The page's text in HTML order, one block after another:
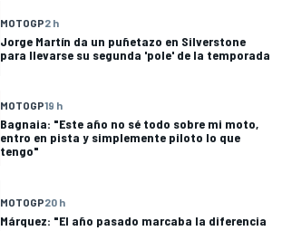
MOTOGP2 h
Jorge Martín da un puñetazo en Silverstone
para llevarse su segunda 'pole' de la temporada
MOTOGP19 h
Bagnaia: "Este año no sé todo sobre mi moto,
entro en pista y simplemente piloto lo que
tengo"
MOTOGP20 h
Márquez: "El año pasado marcaba la diferencia